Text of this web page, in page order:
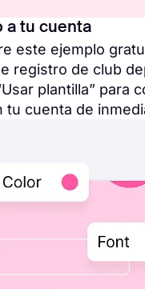
a tu cuenta
este ejemplo
registro de club
plantilla” para
tu cuenta de